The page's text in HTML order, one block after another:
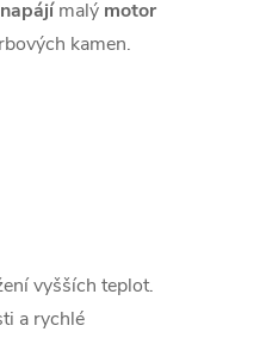
napájímalý motor
kamen.
vyšších teplot.
a rychlé